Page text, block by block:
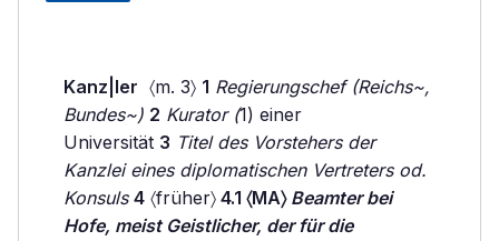
Kanz|ler 〈m. 3〉 1 Regierungschef (Reichs~,
Bundes~) 2 Kurator (1) einer
Universität 3 Titel des Vorstehers der
Kanzlei eines diplomatischen Vertreters od.
Konsuls 4 〈früher〉 4.1 〈MA〉 Beamter bei
Hofe, meist Geistlicher, der für die